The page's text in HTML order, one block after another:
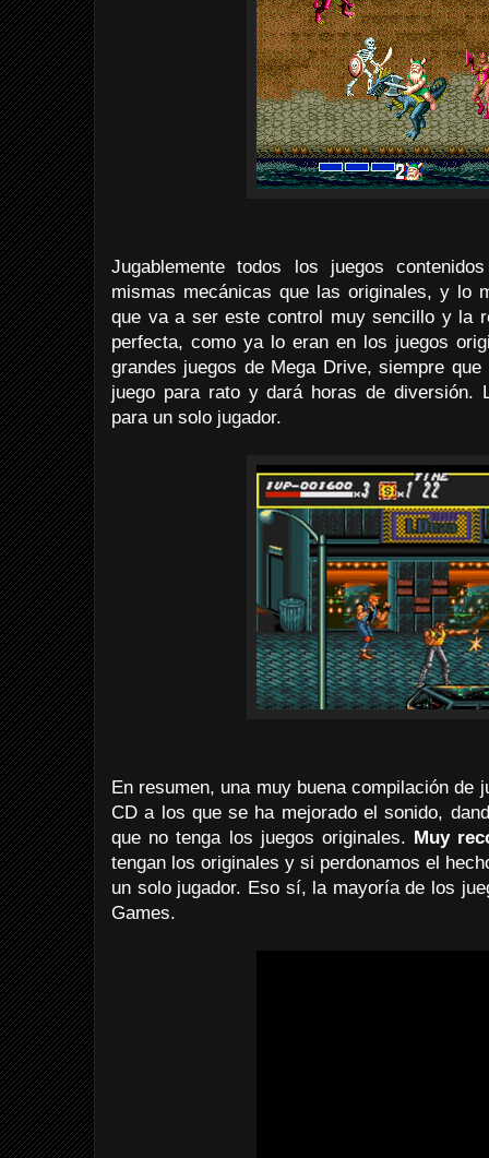
Jugablemente todos los juegos
mismas mecánicas que las originales, y lo
que va a ser este control muy sencillo y la
perfecta, como ya lo eran en los juegos
grandes juegos de Mega Drive, siempre
juego para rato y dará horas de diversión.
para un solo jugador.
En resumen, una muy buena compilación de
CD a los que se ha mejorado el sonido,
que no tenga los juegos originales. Muy
tengan los originales y si perdonamos el
un solo jugador. Eso sí, la mayoría de los
Games.